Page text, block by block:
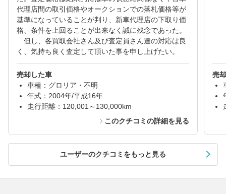
代理店間の取引価格やオークションでの落札価格等が
基準になっていることが判り、新車代理店の下取り価
格、条件を上回ることが出来なく誠に残念であった。
但し、各買取会社さん及び査定員さん達の対応は良
く、気持ち良く査定して頂いた事を申し上げたい。
売却した車
車種：グロリア・不明
年式：2004年/平成16年
走行距離：120,001～130,000km
このクチコミの詳細を見る
売
ユーザーのクチコミをもっと見る